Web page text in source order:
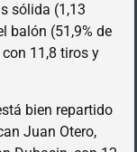
sólida (1,13
balón (51,9% de
11,8 tiros y
bien repartido
Juan Otero,